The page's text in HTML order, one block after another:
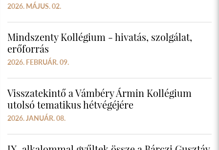
2026. MÁJUS. 02.
Mindszenty Kollégium - hivatás, szolgálat,
erőforrás
2026. FEBRUÁR. 09.
Visszatekintő a Vámbéry Ármin Kollégium
utolsó tematikus hétvégéjére
2026. JANUÁR. 08.